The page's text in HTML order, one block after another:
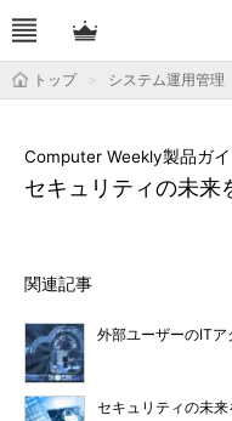
トップ システム運用管理
セキュリティの未来
Computer Weekly製品ガイ
関連記事
外部ユーザーのITア
セキュリティの未